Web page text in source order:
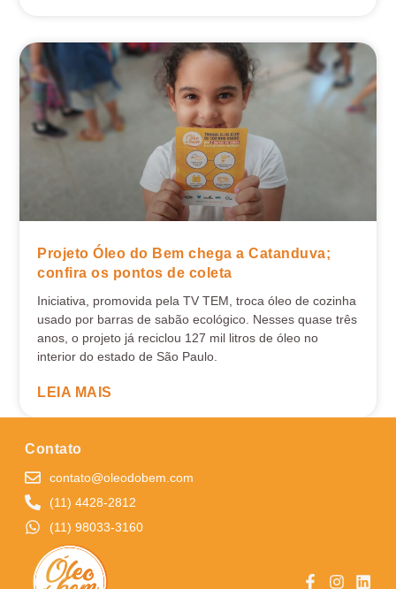
Projeto Óleo do Bem chega a Catanduva;
confira os pontos de coleta
Iniciativa, promovida pela TV TEM, troca óleo de cozinha
usado por barras de sabão ecológico. Nesses quase três
anos, o projeto já reciclou 127 mil litros de óleo no
interior do estado de São Paulo.
LEIA MAIS
Contato
contato@oleodobem.com
(11) 4428-2812
(11) 98033-3160